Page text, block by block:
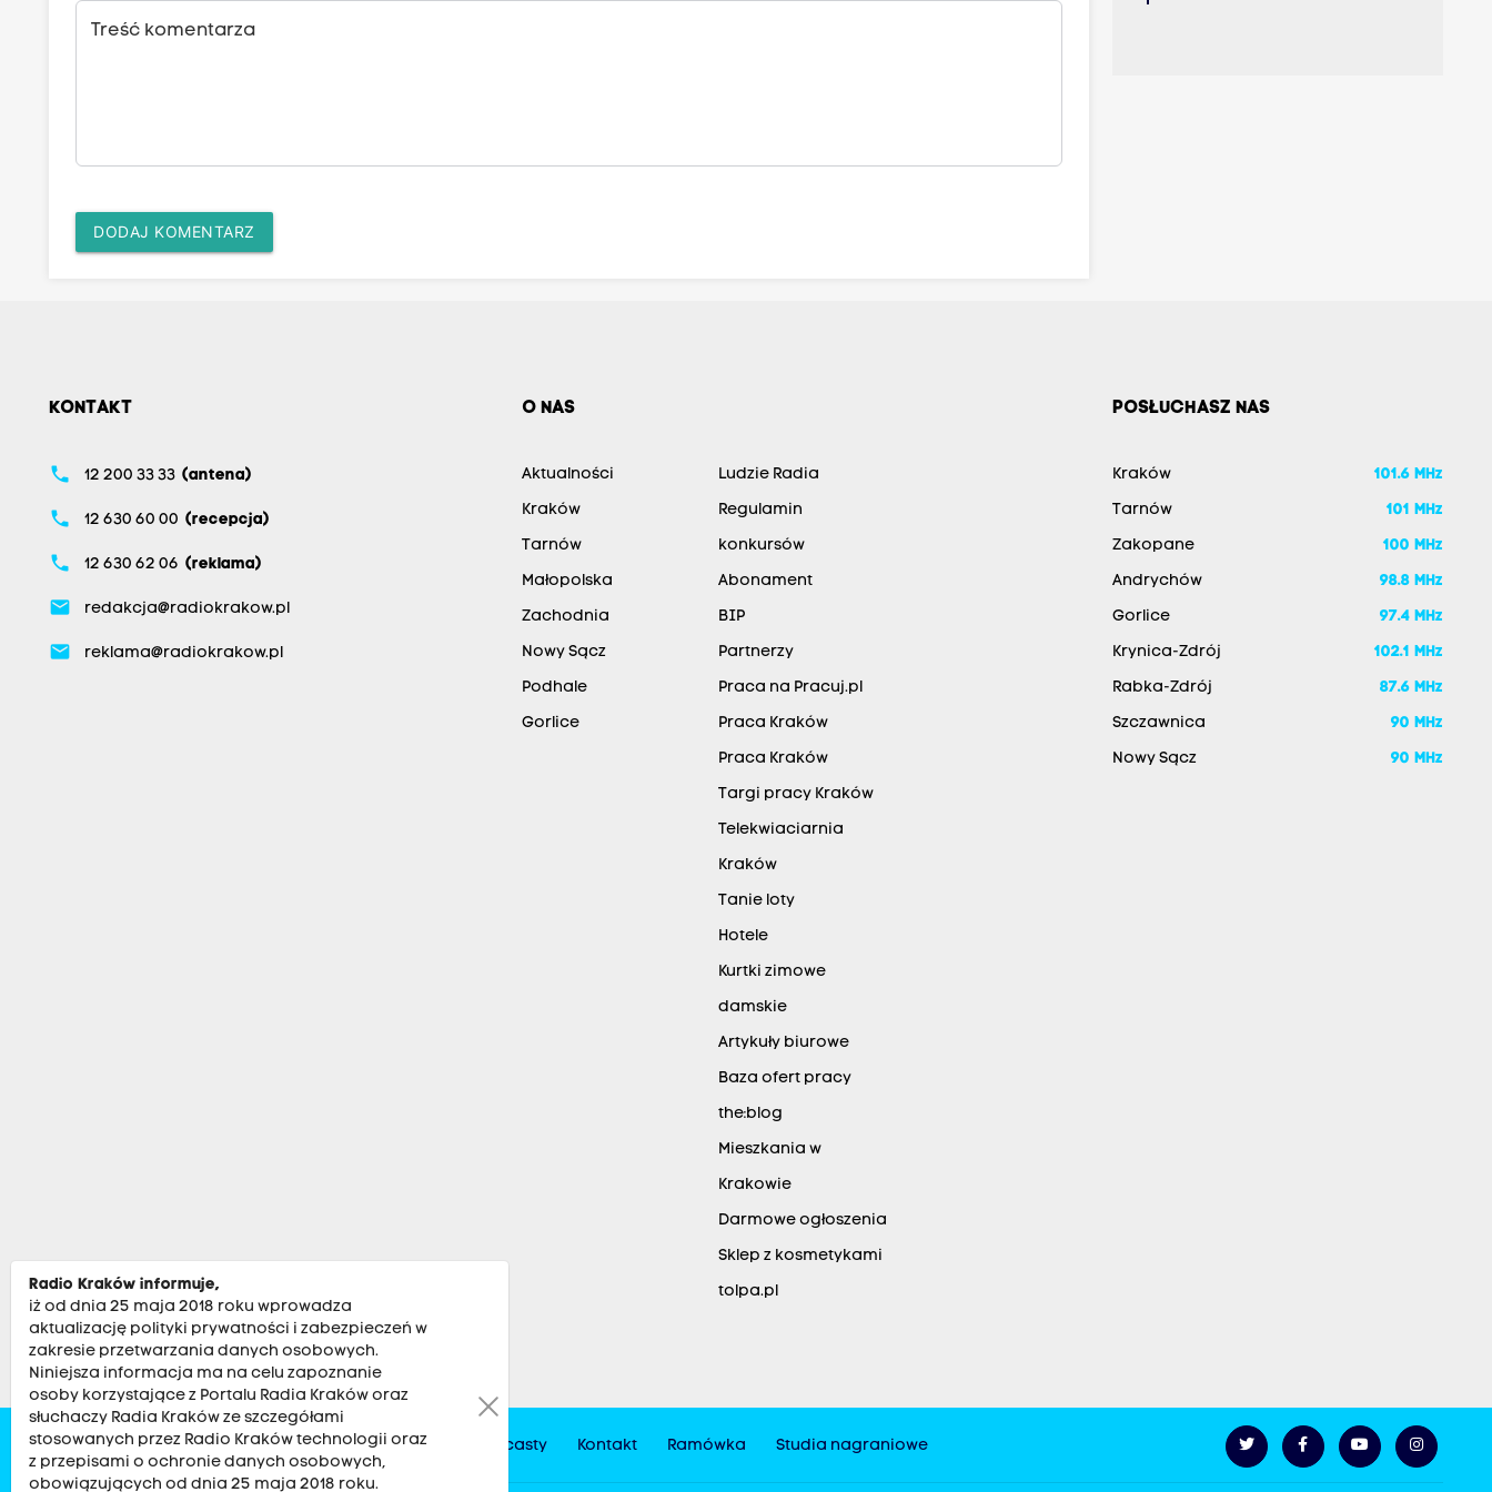
Treść komentarza
DODAJ KOMENTARZ
KONTAKT
phone 12 200 33 33 (antena)
phone 12 630 60 00 (recepcja)
phone 12 630 62 06 (reklama)
email redakcja@radiokrakow.pl
email reklama@radiokrakow.pl
O NAS
Aktualności
Kraków
Tarnów
Małopolska
Zachodnia
Nowy Sącz
Podhale
Gorlice
Ludzie Radia
Regulamin
konkursów
Abonament
BIP
Partnerzy
Praca na Pracuj.pl
Praca Kraków
Praca Kraków
Targi pracy Kraków
Telekwiaciarnia
Kraków
Tanie loty
Hotele
Kurtki zimowe
damskie
Artykuły biurowe
Baza ofert pracy
the:blog
Mieszkania w
Krakowie
Darmowe ogłoszenia
Sklep z kosmetykami
tolpa.pl
POSŁUCHASZ NAS
Kraków 101.6 MHz
Tarnów 101 MHz
Zakopane 100 MHz
Andrychów 98.8 MHz
Gorlice 97.4 MHz
Krynica-Zdrój 102.1 MHz
Rabka-Zdrój 87.6 MHz
Szczawnica 90 MHz
Nowy Sącz 90 MHz
Zobacz Kultura Sport Muzyka Audycje Podcasty Kontakt Ramówka Studia nagraniowe
Radio Kraków informuje,
iż od dnia 25 maja 2018 roku wprowadza
aktualizację polityki prywatności i zabezpieczeń w
zakresie przetwarzania danych osobowych.
Niniejsza informacja ma na celu zapoznanie
osoby korzystające z Portalu Radia Kraków oraz
słuchaczy Radia Kraków ze szczegółami
stosowanych przez Radio Kraków technologii oraz
z przepisami o ochronie danych osobowych,
obowiązujących od dnia 25 maja 2018 roku.